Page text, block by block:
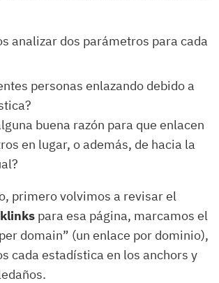
analizar dos parámetros para cada
personas enlazando debido a
buena razón para que enlacen
en lugar, o además, de hacia la
primero volvimos a revisar el
para esa página, marcamos el
domain” (un enlace por dominio),
cada estadística en los anchors y